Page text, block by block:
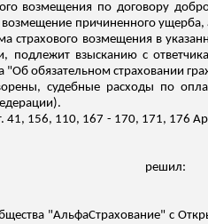
возмещения по договору
причиненного ущерба,
страхового возмещения в
взысканию с
обязательном страховании
судебные расходы по
41, 156, 110, 167 - 170, 171, 176
решил:
"АльфаСтрахование" с